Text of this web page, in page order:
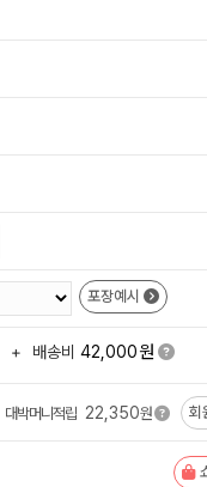
포장예시
+ 배송비 42,000원
대박머니적립 22,350원 회